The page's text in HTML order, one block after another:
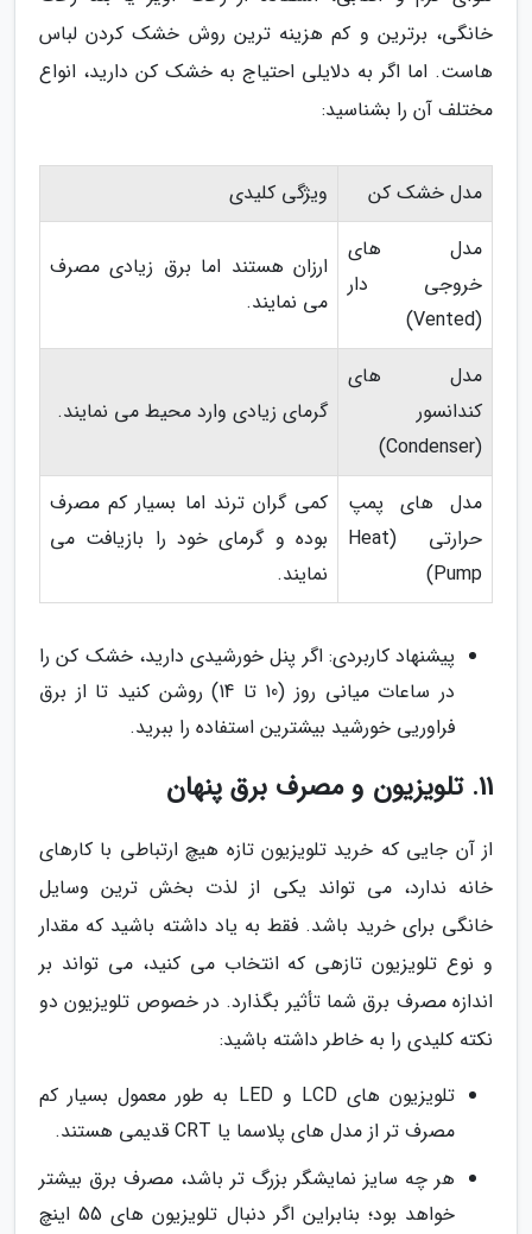
خانگی، برترین و کم هزینه ترین روش خشک کردن لباس
هاست. اما اگر به دلایلی احتیاج به خشک کن دارید، انواع
مختلف آن را بشناسید:
مدل خشک کن
ویژگی کلیدی
مدل های
خروجی دار
(Vented)
ارزان هستند اما برق زیادی مصرف
می نمایند.
مدل های
کندانسور
(Condenser)
گرمای زیادی وارد محیط می نمایند.
مدل های پمپ
حرارتی (Heat
Pump)
کمی گران ترند اما بسیار کم مصرف
بوده و گرمای خود را بازیافت می
نمایند.
پیشنهاد کاربردی: اگر پنل خورشیدی دارید، خشک کن را
در ساعات میانی روز (10 تا 14) روشن کنید تا از برق
فراوریی خورشید بیشترین استفاده را ببرید.
11. تلویزیون و مصرف برق پنهان
از آن جایی که خرید تلویزیون تازه هیچ ارتباطی با کارهای
خانه ندارد، می تواند یکی از لذت بخش ترین وسایل
خانگی برای خرید باشد. فقط به یاد داشته باشید که مقدار
و نوع تلویزیون تازهی که انتخاب می کنید، می تواند بر
اندازه مصرف برق شما تأثیر بگذارد. در خصوص تلویزیون دو
نکته کلیدی را به خاطر داشته باشید:
تلویزیون های LCD و LED به طور معمول بسیار کم
مصرف تر از مدل های پلاسما یا CRT قدیمی هستند.
هر چه سایز نمایشگر بزرگ تر باشد، مصرف برق بیشتر
خواهد بود؛ بنابراین اگر دنبال تلویزیون های 55 اینچ